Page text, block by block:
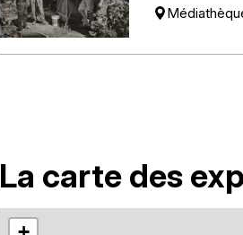
La carte des